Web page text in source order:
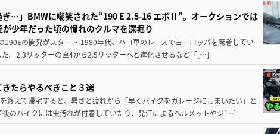
ぎ…」BMWに嘲笑された“190 E 2.5-16 エボⅡ”。オークションでは
少年だった頃の憧れのクルマを深堀り
190Eの開発がスタート 1980年代、ハコ車のレースでヨーロッパを席巻してい
。2.3リッターの直4から2.5リッターへと進化させるなど「[…]
たらやるべきこと３選
終えて帰宅すると、暑さと疲れから「早くバイクをガレージにしまいたい」と
後のバイクには虫汚れが付着していたり、発汗によるヘルメットやジ[…]